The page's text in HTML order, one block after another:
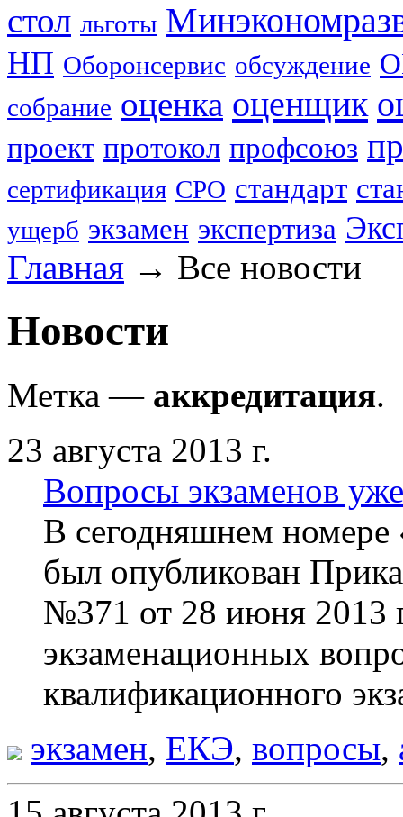
стол льготы
НП Оборонсервис обсуждение
собрание оценка оценщик
проект протокол профсоюз
сертификация СРО стандарт
ущерб экзамен экспертиза
Главная → Все новости
Новости
Метка — аккредитация.
23 августа 2013 г.
Вопросы экзаменов
В сегодняшнем номере
был опубликован
№371 от 28 июня 2013
экзаменационных
квалификационного
экзамен, ЕКЭ, вопросы,